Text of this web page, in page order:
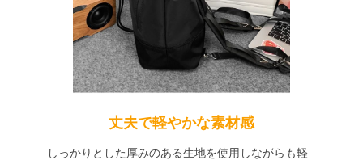
丈夫で軽やかな素材感
しっかりとした厚みのある生地を使用しながらも軽